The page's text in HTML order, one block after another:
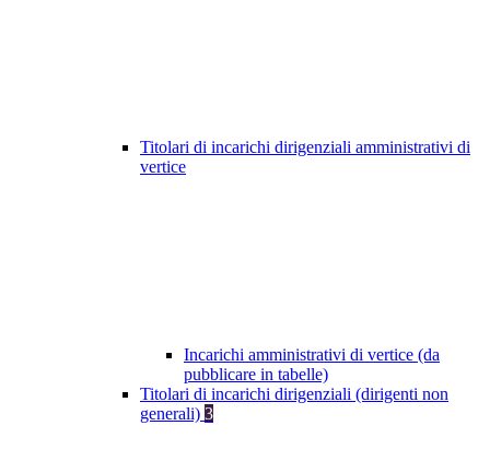
Titolari di incarichi dirigenziali amministrativi di
vertice
Incarichi amministrativi di vertice (da
pubblicare in tabelle)
Titolari di incarichi dirigenziali (dirigenti non
generali) 3